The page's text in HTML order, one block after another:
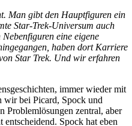
Man gibt den Hauptfiguren ein
Star-Trek-Universum auch
eine eigene
haben dort Karriere
Star Trek. Und wir erfahren
immer wieder mit
bei Picard, Spock und
Problemlösungen zentral, aber
entscheidend. Spock hat eben